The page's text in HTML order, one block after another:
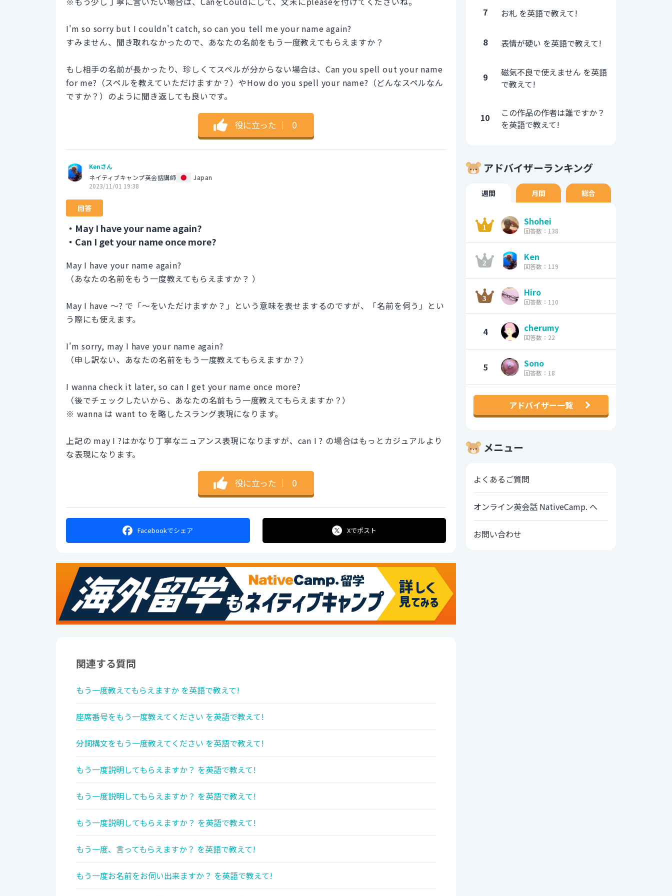
I'm so sorry but I couldn't catch, so can you tell me your name again?
すみません、聞き取れなかったので、あなたの名前をもう一度教えてもらえますか？
もし相手の名前が長かったり、珍しくてスペルが分からない場合は、Can you spell out your name
for me?（スペルを教えていただけますか？）やHow do you spell your name?（どんなスペルなん
ですか？）のように聞き返しても良いです。
役に立った ｜ 0
Kenさん
ネイティブキャンプ英会話講師
Japan
2023/11/01 19:38
回答
・May I have your name again?
・Can I get your name once more?
May I have your name again?
（あなたの名前をもう一度教えてもらえますか？ ）
May I have 〜? で「〜をいただけますか？」という意味を表せまするのですが、「名前を伺う」とい
う際にも使えます。
I'm sorry, may I have your name again?
（申し訳ない、あなたの名前をもう一度教えてもらえますか？）
I wanna check it later, so can I get your name once more?
（後でチェックしたいから、あなたの名前もう一度教えてもらえますか？）
※ wanna は want to を略したスラング表現になります。
上記の may I ?はかなり丁寧なニュアンス表現になりますが、can I ? の場合はもっとカジュアルより
な表現になります。
役に立った ｜ 0
Facebookでシェア Xでポスト
関連する質問
もう一度教えてもらえますか を英語で教えて!
座席番号をもう一度教えてください を英語で教えて!
分詞構文をもう一度教えてください を英語で教えて!
もう一度説明してもらえますか？ を英語で教えて!
もう一度説明してもらえますか？ を英語で教えて!
もう一度説明してもらえますか？ を英語で教えて!
もう一度、言ってもらえますか？ を英語で教えて!
もう一度お名前をお伺い出来ますか？ を英語で教えて!
7 お札 を英語で教えて!
8 表情が硬い を英語で教えて!
9
磁気不良で使えません を英語
で教えて!
10
この作品の作者は誰ですか？
を英語で教えて!
アドバイザーランキング
週間 月間 総合
Shohei
回答数：138
Ken
回答数：119
Hiro
回答数：110
4 cherumy
回答数：22
5 Sono
回答数：18
アドバイザー一覧
メニュー
よくあるご質問
オンライン英会話 NativeCamp. へ
お問い合わせ